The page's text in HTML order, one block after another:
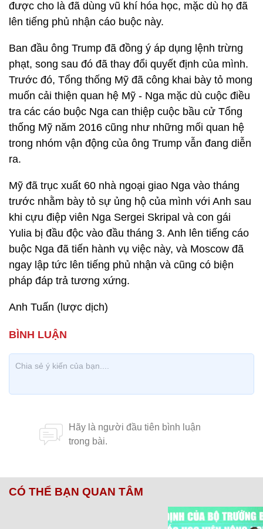
được cho là đã dùng vũ khí hóa học, mặc dù họ đã
lên tiếng phủ nhận cáo buộc này.
Ban đầu ông Trump đã đồng ý áp dụng lệnh trừng
phạt, song sau đó đã thay đổi quyết định của mình.
Trước đó, Tổng thống Mỹ đã công khai bày tỏ mong
muốn cải thiện quan hệ Mỹ - Nga mặc dù cuộc điều
tra các cáo buộc Nga can thiệp cuộc bầu cử Tổng
thống Mỹ năm 2016 cũng như những mối quan hệ
trong nhóm vận động của ông Trump vẫn đang diễn
ra.
Mỹ đã trục xuất 60 nhà ngoại giao Nga vào tháng
trước nhằm bày tỏ sự ủng hộ của mình với Anh sau
khi cựu điệp viên Nga Sergei Skripal và con gái
Yulia bị đầu độc vào đầu tháng 3. Anh lên tiếng cáo
buộc Nga đã tiến hành vụ việc này, và Moscow đã
ngay lập tức lên tiếng phủ nhận và cũng có biện
pháp đáp trả tương xứng.
Anh Tuấn (lược dịch)
CÓ THỂ BẠN QUAN TÂM